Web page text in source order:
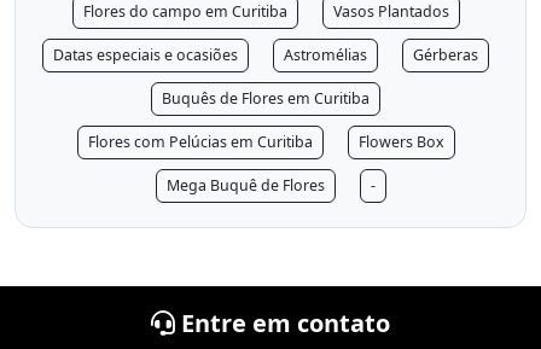
Flores do campo em Curitiba Vasos Plantados
Datas especiais e ocasiões Astromélias Gérberas
Buquês de Flores em Curitiba
Flores com Pelúcias em Curitiba Flowers Box
Mega Buquê de Flores -
Entre em contato